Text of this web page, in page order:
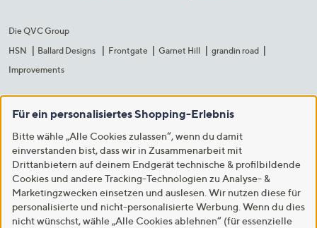
Die QVC Group
HSN
Ballard Designs Frontgate Garnet Hill
grandin road
Improvements
Für ein personalisiertes Shopping-Erlebnis
Bitte wähle „Alle Cookies zulassen“, wenn du damit
einverstanden bist, dass wir in Zusammenarbeit mit
Drittanbietern auf deinem Endgerät technische & profilbildende
Cookies und andere Tracking-Technologien zu Analyse- &
Marketingzwecken einsetzen und auslesen. Wir nutzen diese für
personalisierte und nicht-personalisierte Werbung. Wenn du dies
nicht wünschst, wähle „Alle Cookies ablehnen“ (für essenzielle